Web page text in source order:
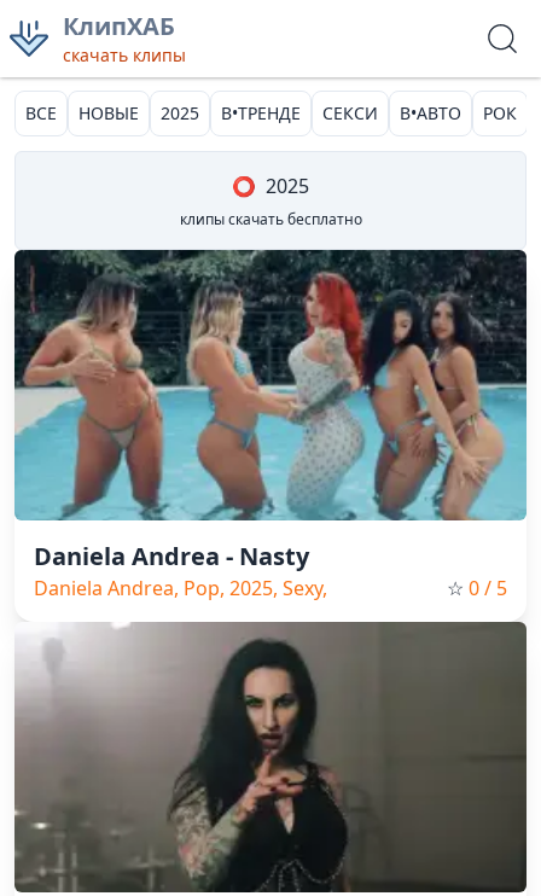
КлипХАБ
скачать клипы
ВСЕ НОВЫЕ 2025 В•ТРЕНДЕ СЕКСИ В•АВТО РОК
⭕ 2025
клипы скачать бесплатно
Daniela Andrea - Nasty
Daniela Andrea, Pop, 2025, Sexy,
Spain Music
☆ 0/ 5